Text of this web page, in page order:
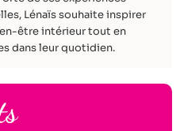
Lénaïs souhaite inspirer
être intérieur tout en
dans leur quotidien.